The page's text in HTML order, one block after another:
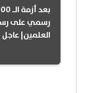
رسمي على
العلمين| عاجل